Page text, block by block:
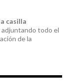
casilla
todo el
de la